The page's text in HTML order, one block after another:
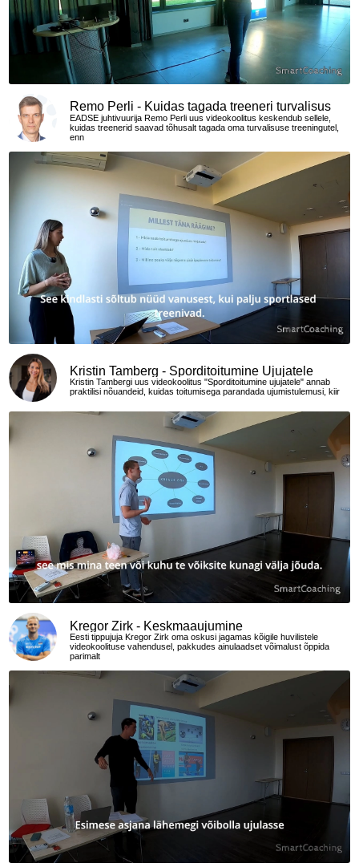
Remo Perli - Kuidas tagada treeneri turvalisus
treeningutel
EADSE juhtivuurija Remo Perli uus videokoolitus keskendub sellele,
kuidas treenerid saavad tõhusalt tagada oma turvalisuse treeningutel,
enn
Kristin Tamberg - Sporditoitumine Ujujatele
Kristin Tambergi uus videokoolitus "Sporditoitumine ujujatele" annab
praktilisi nõuandeid, kuidas toitumisega parandada ujumistulemusi, kiir
Kregor Zirk - Keskmaaujumine
Eesti tippujuja Kregor Zirk oma oskusi jagamas kõigile huvilistele
videokoolituse vahendusel, pakkudes ainulaadset võimalust õppida
parimalt